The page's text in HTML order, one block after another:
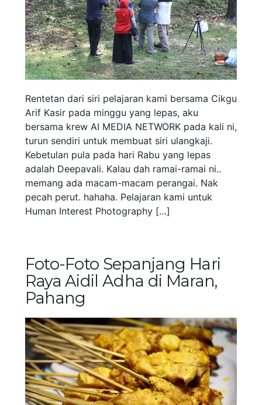
Rentetan dari siri pelajaran kami bersama Cikgu
Arif Kasir pada minggu yang lepas, aku
bersama krew AI MEDIA NETWORK pada kali ni,
turun sendiri untuk membuat siri ulangkaji.
Kebetulan pula pada hari Rabu yang lepas
adalah Deepavali. Kalau dah ramai-ramai ni..
memang ada macam-macam perangai. Nak
pecah perut. hahaha. Pelajaran kami untuk
Human Interest Photography […]
Foto-Foto Sepanjang Hari
Raya Aidil Adha di Maran,
Pahang